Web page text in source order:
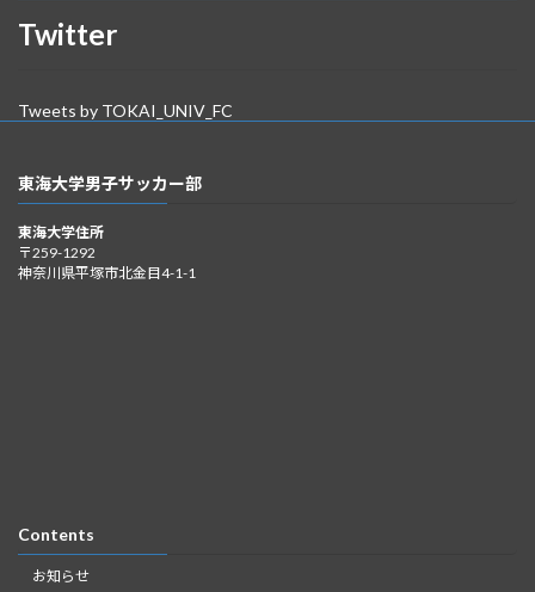
Twitter
Tweets by TOKAI_UNIV_FC
東海大学男子サッカー部
東海大学住所
〒259-1292
神奈川県平塚市北金目4-1-1
Contents
お知らせ